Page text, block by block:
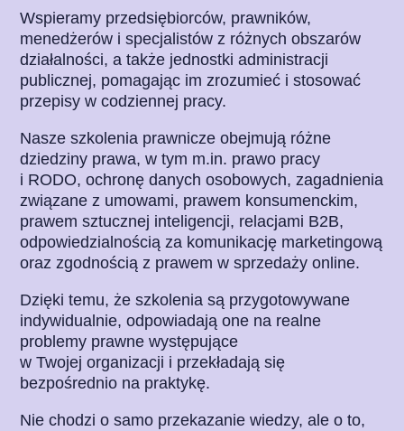
Wspieramy przedsiębiorców, prawników,
menedżerów i specjalistów z różnych obszarów
działalności, a także jednostki administracji
publicznej, pomagając im zrozumieć i stosować
przepisy w codziennej pracy.
Nasze szkolenia prawnicze obejmują różne
dziedziny prawa, w tym m.in. prawo pracy
i RODO, ochronę danych osobowych, zagadnienia
związane z umowami, prawem konsumenckim,
prawem sztucznej inteligencji, relacjami B2B,
odpowiedzialnością za komunikację marketingową
oraz zgodnością z prawem w sprzedaży online.
Dzięki temu, że szkolenia są przygotowywane
indywidualnie, odpowiadają one na realne
problemy prawne występujące
w Twojej organizacji i przekładają się
bezpośrednio na praktykę.
Nie chodzi o samo przekazanie wiedzy, ale o to,